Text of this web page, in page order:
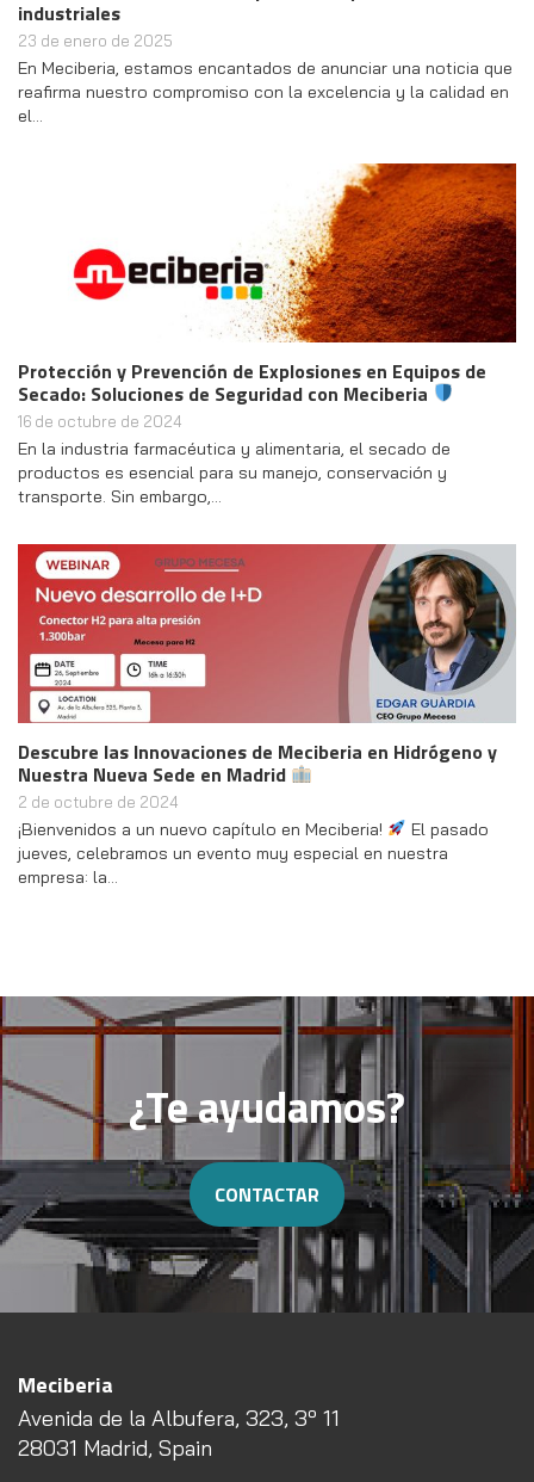
industriales
23 de enero de 2025
En Meciberia, estamos encantados de anunciar una noticia que
reafirma nuestro compromiso con la excelencia y la calidad en
el…
Protección y Prevención de Explosiones en Equipos de
Secado: Soluciones de Seguridad con Meciberia
16 de octubre de 2024
En la industria farmacéutica y alimentaria, el secado de
productos es esencial para su manejo, conservación y
transporte. Sin embargo,…
Descubre las Innovaciones de Meciberia en Hidrógeno y
Nuestra Nueva Sede en Madrid
2 de octubre de 2024
¡Bienvenidos a un nuevo capítulo en Meciberia!
El pasado
jueves, celebramos un evento muy especial en nuestra
empresa: la…
¿Te ayudamos?
CONTACTAR
Meciberia
Avenida de la Albufera, 323, 3º 11
28031 Madrid, Spain